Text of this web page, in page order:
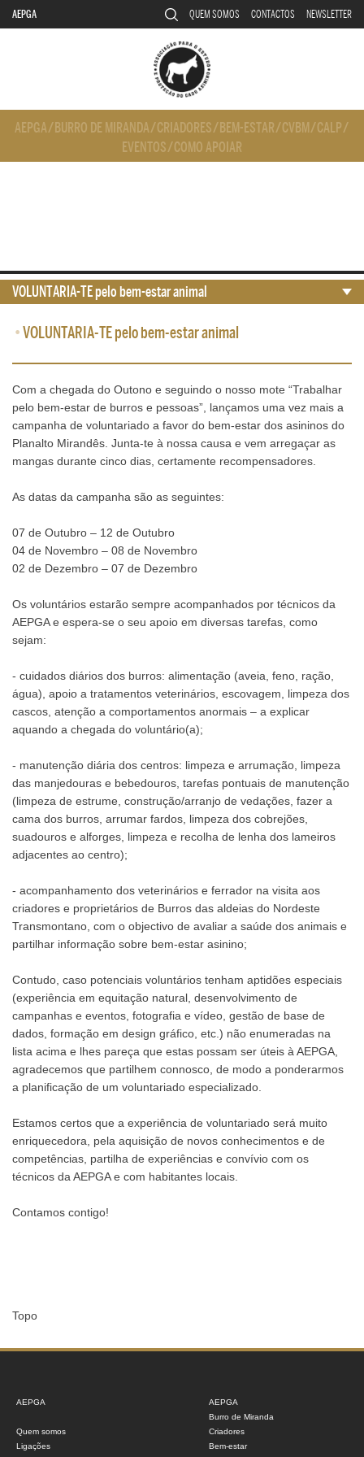
AEPGA QUEM SOMOS CONTACTOS NEWSLETTER
AEPGA/ BURRO DE MIRANDA/CRIADORES/ BEM-ESTAR/CVBM/CALP/
EVENTOS/COMO APOIAR
•VOLUNTARIA-TE pelo bem-estar animal
Com a chegada do Outono e seguindo o nosso mote “Trabalhar
pelo bem-estar de burros e pessoas”, lançamos uma vez mais a
campanha de voluntariado a favor do bem-estar dos asininos do
Planalto Mirandês. Junta-te à nossa causa e vem arregaçar as
mangas durante cinco dias, certamente recompensadores.
As datas da campanha são as seguintes:
07 de Outubro – 12 de Outubro
04 de Novembro – 08 de Novembro
02 de Dezembro – 07 de Dezembro
Os voluntários estarão sempre acompanhados por técnicos da
AEPGA e espera-se o seu apoio em diversas tarefas, como
sejam:
- cuidados diários dos burros: alimentação (aveia, feno, ração,
água), apoio a tratamentos veterinários, escovagem, limpeza dos
cascos, atenção a comportamentos anormais – a explicar
aquando a chegada do voluntário(a);
- manutenção diária dos centros: limpeza e arrumação, limpeza
das manjedouras e bebedouros, tarefas pontuais de manutenção
(limpeza de estrume, construção/arranjo de vedações, fazer a
cama dos burros, arrumar fardos, limpeza dos cobrejões,
suadouros e alforges, limpeza e recolha de lenha dos lameiros
adjacentes ao centro);
- acompanhamento dos veterinários e ferrador na visita aos
criadores e proprietários de Burros das aldeias do Nordeste
Transmontano, com o objectivo de avaliar a saúde dos animais e
partilhar informação sobre bem-estar asinino;
Contudo, caso potenciais voluntários tenham aptidões especiais
(experiência em equitação natural, desenvolvimento de
campanhas e eventos, fotografia e vídeo, gestão de base de
dados, formação em design gráfico, etc.) não enumeradas na
lista acima e lhes pareça que estas possam ser úteis à AEPGA,
agradecemos que partilhem connosco, de modo a ponderarmos
a planificação de um voluntariado especializado.
Estamos certos que a experiência de voluntariado será muito
enriquecedora, pela aquisição de novos conhecimentos e de
competências, partilha de experiências e convívio com os
técnicos da AEPGA e com habitantes locais.
Contamos contigo!
Topo
VOLUNTARIA-TE pelo bem-estar animal
AEPGA
Quem somos
Ligações
AEPGA
Burro de Miranda
Criadores
Bem-estar